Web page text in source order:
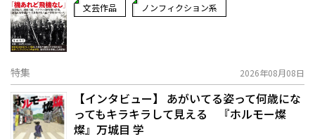
文芸作品 ノンフィクション系
特集 2026年08月08日
【インタビュー】 あがいてる姿って何歳にな
ってもキラキラして見える 『ホルモー燦
燦』万城目 学